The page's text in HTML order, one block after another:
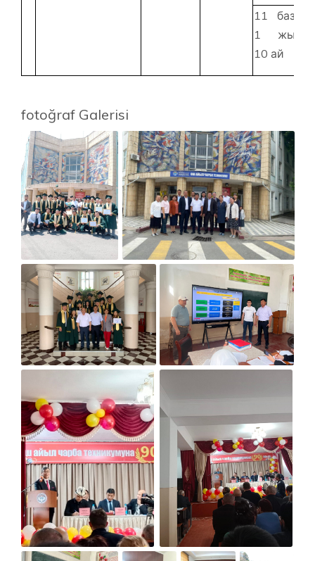
11 база
1 жыл
10 ай
fotoğraf Galerisi